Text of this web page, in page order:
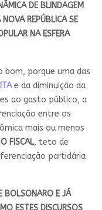
DE BLINDAGEM
REPÚBLICA SE
NA ESFERA
porque uma das
e da diminuição da
ao gasto público, a
entre os
mais ou menos
FISCAL, teto de
partidária
BOLSONARO E JÁ
ESTES DISCURSOS